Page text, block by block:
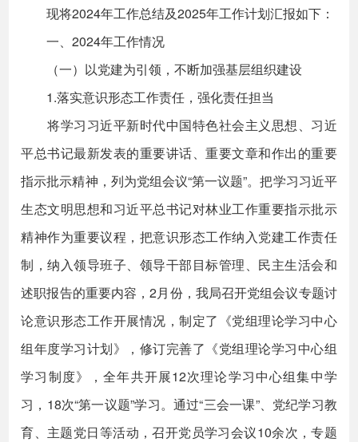
现将2024年工作总结及2025年工作计划汇报如下：
一、2024年工作情况
（一）以党建为引领，不断加强基层组织建设
1.落实意识形态工作责任，强化责任担当
将学习习近平新时代中国特色社会主义思想、习近
平总书记最新发表的重要讲话、重要文章和作出的重要
指示批示精神，列为党组会议“第一议题”。把学习习近平
生态文明思想和习近平总书记对林业工作重要指示批示
精神作为重要议程，把意识形态工作纳入党建工作责任
制，纳入领导班子、领导干部目标管理、民主生活会和
述职报告的重要内容，2月份，我局召开党组会议专题讨
论意识形态工作开展情况，制定了《党组理论学习中心
组年度学习计划》，修订完善了《党组理论学习中心组
学习制度》，全年共开展12次理论学习中心组集中学
习，18次“第一议题”学习。通过“三会一课”、党纪学习教
育、主题党日等活动，召开党员学习会议10余次，专题